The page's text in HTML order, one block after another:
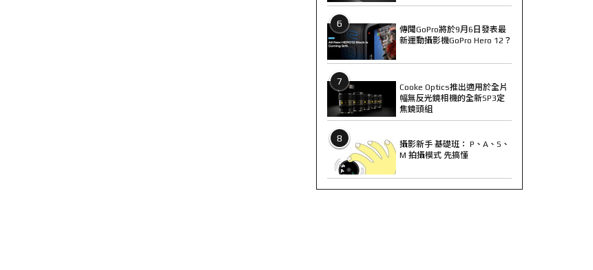
6
傳聞GoPro將於9月6日發表最
新運動攝影機GoPro Hero 12？
7
Cooke Optics推出適用於全片
幅無反光鏡相機的全新SP3定
焦鏡頭組
8
攝影新手 基礎班： P、A、S、
M 拍攝模式 先搞懂